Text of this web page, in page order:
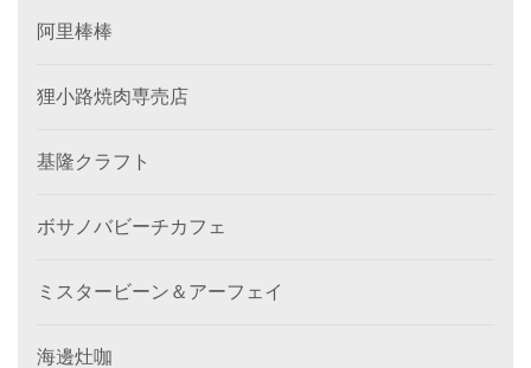
阿里棒棒
狸小路焼肉専売店
基隆クラフト
ボサノバビーチカフェ
ミスタービーン＆アーフェイ
海邊灶咖